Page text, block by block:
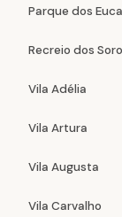
Parque dos
Recreio dos
Vila Adélia
Vila Artura
Vila Augusta
Vila Carvalho